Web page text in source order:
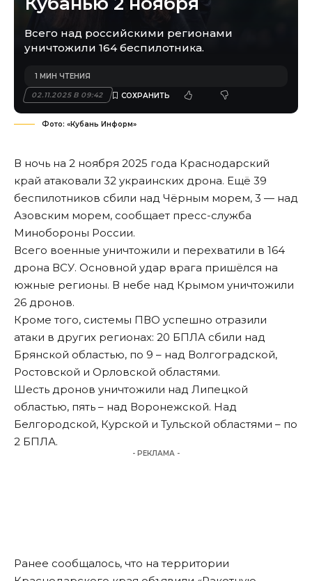
Всего над российскими регионами
уничтожили 164 беспилотника.
02.11.2025 В 09:42
1 МИН ЧТЕНИЯ
Фото: «Кубань Информ»
В ночь на 2 ноября 2025 года Краснодарский
край атаковали 32 украинских дрона. Ещё 39
беспилотников сбили над Чёрным морем, 3 — над
Азовским морем, сообщает пресс-служба
Минобороны России.
Всего военные уничтожили и перехватили в 164
дрона ВСУ. Основной удар врага пришёлся на
южные регионы. В небе над Крымом уничтожили
26 дронов.
Кроме того, системы ПВО успешно отразили
атаки в других регионах: 20 БПЛА сбили над
Брянской областью, по 9 – над Волгоградской,
Ростовской и Орловской областями.
Шесть дронов уничтожили над Липецкой
областью, пять – над Воронежской. Над
Белгородской, Курской и Тульской областями – по
2 БПЛА.
- РЕКЛАМА -
Ранее сообщалось, что на территории